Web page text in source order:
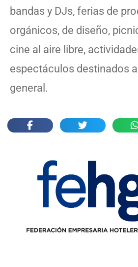
bandas y DJs, ferias de
orgánicos, de diseño,
cine al aire libre,
espectáculos destinados
general.